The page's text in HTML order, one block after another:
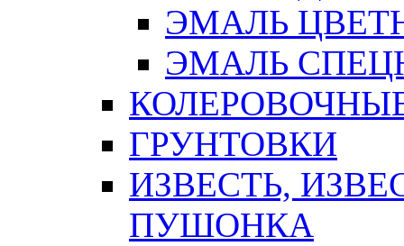
ЭМАЛЬ
ЭМАЛЬ
ГРУНТОВКИ
ИЗВЕСТЬ,
ПУШОНКА